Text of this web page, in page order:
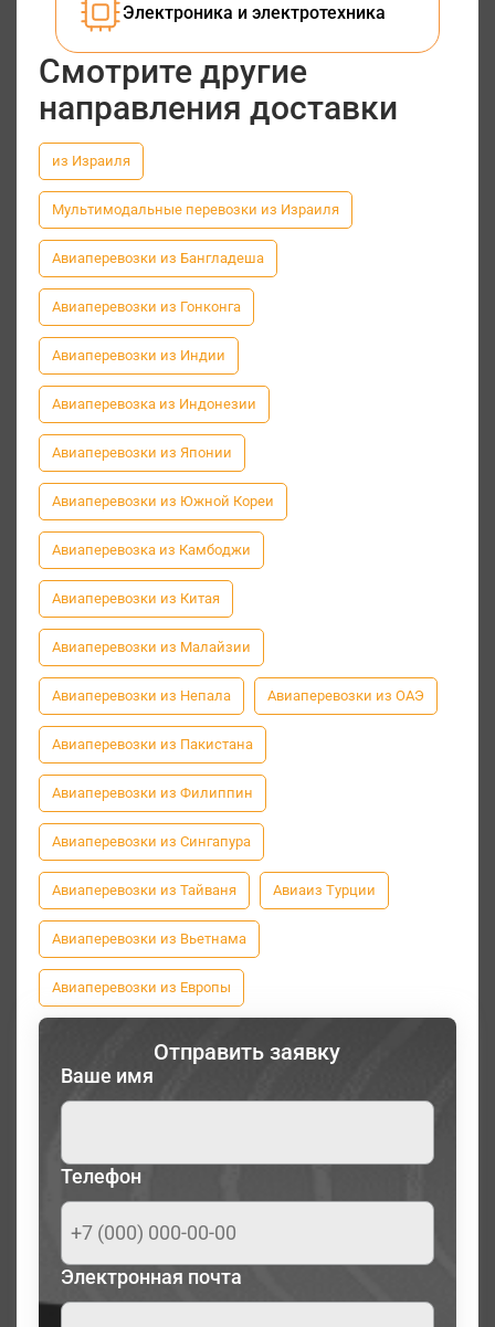
Электроника и электротехника
Смотрите другие
направления доставки
из Израиля
Мультимодальные перевозки из Израиля
Авиаперевозки из Бангладеша
Авиаперевозки из Гонконга
Авиаперевозки из Индии
Авиаперевозка из Индонезии
Авиаперевозки из Японии
Авиаперевозки из Южной Кореи
Авиаперевозка из Камбоджи
Авиаперевозки из Китая
Авиаперевозки из Малайзии
Авиаперевозки из Непала Авиаперевозки из ОАЭ
Авиаперевозки из Пакистана
Авиаперевозки из Филиппин
Авиаперевозки из Сингапура
Авиаперевозки из Тайваня Авиаиз Турции
Авиаперевозки из Вьетнама
Авиаперевозки из Европы
Отправить заявку
Ваше имя
Телефон
Электронная почта